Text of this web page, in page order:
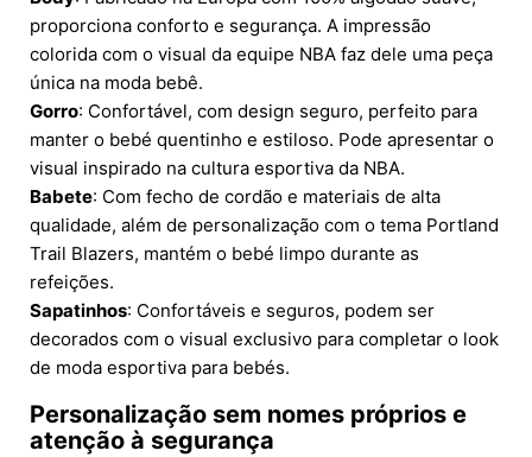
proporciona conforto e segurança. A impressão
colorida com o visual da equipe NBA faz dele uma peça
única na moda bebê.
Gorro: Confortável, com design seguro, perfeito para
manter o bebé quentinho e estiloso. Pode apresentar o
visual inspirado na cultura esportiva da NBA.
Babete: Com fecho de cordão e materiais de alta
qualidade, além de personalização com o tema Portland
Trail Blazers, mantém o bebé limpo durante as
refeições.
Sapatinhos: Confortáveis e seguros, podem ser
decorados com o visual exclusivo para completar o look
de moda esportiva para bebés.
Personalização sem nomes próprios e
atenção à segurança